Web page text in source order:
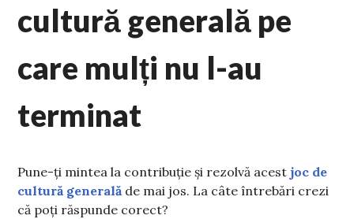
cultură generală pe
care mulți nu l-au
terminat
Pune-ți mintea la contribuție și rezolvă acestjoc de
cultură generalăde mai jos. La câte întrebări crezi
că poți răspunde corect?